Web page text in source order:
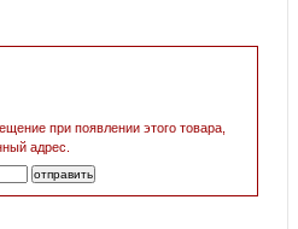
при появлении этого товара,
адрес.